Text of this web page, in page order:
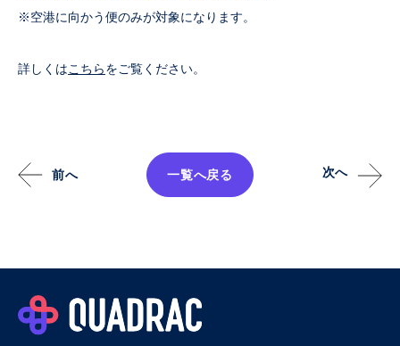
※空港に向かう便のみが対象になります。
詳しくはこちらをご覧ください。
前へ 一覧へ戻る 次へ